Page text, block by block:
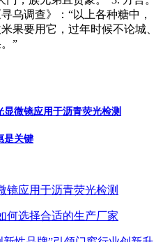
乌调查》：“以上各种糖中，
果要用它，过年时候不论城、
”
显微镜应用于沥青荧光检测
是关键
镜应用于沥青荧光检测
何选择合适的生产厂家